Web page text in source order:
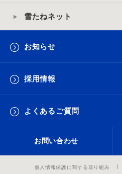
雪たねネット
お知らせ
採用情報
よくあるご質問
お問い合わせ
個人情報保護に関する取り組み